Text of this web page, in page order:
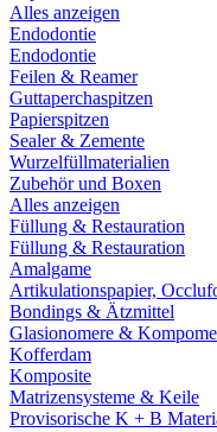
Alles anzeigen
Endodontie
Endodontie
Feilen & Reamer
Guttaperchaspitzen
Papierspitzen
Sealer & Zemente
Wurzelfüllmaterialien
Zubehör und Boxen
Alles anzeigen
Füllung & Restauration
Füllung & Restauration
Amalgame
Artikulationspapier,
Bondings & Ätzmittel
Glasionomere &
Kofferdam
Komposite
Matrizensysteme & Keile
Provisorische K + B